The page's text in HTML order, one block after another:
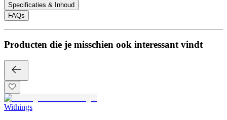
Specificaties & Inhoud
FAQs
Producten die je misschien ook interessant vindt
Withings